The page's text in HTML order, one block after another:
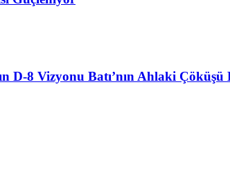
D-8 Vizyonu Batı’nın Ahlaki Çöküşü